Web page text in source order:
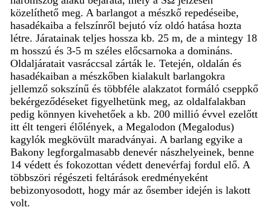
közelíthető meg. A barlangot a mészkő repedéseibe,
hasadékaiba a felszínről bejutó víz oldó hatása hozta
létre. Járatainak teljes hossza kb. 25 m, de a mintegy 18
m hosszú és 3-5 m széles előcsarnoka a domináns.
Oldaljáratait vasráccsal zárták le. Tetején, oldalán és
hasadékaiban a mészkőben kialakult barlangokra
jellemző sokszínű és többféle alakzatot formáló cseppkő
bekérgeződéseket figyelhetünk meg, az oldalfalakban
pedig könnyen kivehetőek a kb. 200 millió évvel ezelőtt
itt élt tengeri élőlények, a Megalodon (Megalodus)
kagylók megkövült maradványai. A barlang egyike a
Bakony legforgalmasabb denevér nászhelyeinek, benne
14 védett és fokozottan védett denevérfaj fordul elő. A
többszöri régészeti feltárások eredményeként
bebizonyosodott, hogy már az ősember idején is lakott
volt.